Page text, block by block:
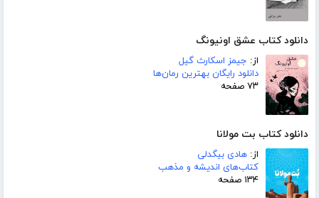
دانلود کتاب عشق اونیونگ
از: جیمز اسکارث گیل
دانلود رایگان بهترین رمان‌ها
۷۳ صفحه
دانلود کتاب بت مولانا
از: هادی بیگدلی
کتاب‌های اندیشه و مذهب
۱۳۴ صفحه